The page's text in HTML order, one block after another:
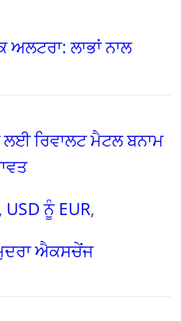
ਅਲਟਰਾ: ਲਾਭਾਂ ਨਾਲ
ਰਿਵਾਲਟ ਮੈਟਲ ਬਨਾਮ
USD ਨੂੰ EUR,
ਐਕਸਚੇਂਜ